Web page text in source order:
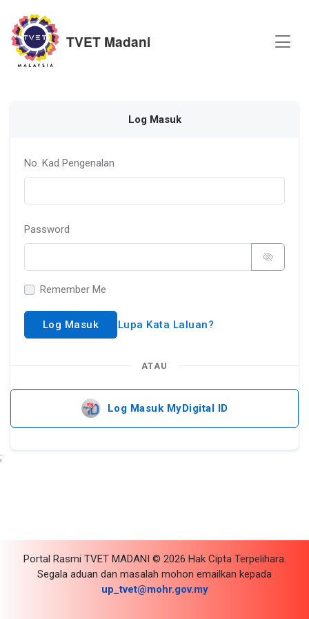
TVET Madani
Log Masuk
No. Kad Pengenalan
Password
Remember Me
Log Masuk Lupa Kata Laluan?
ATAU
Log Masuk MyDigital ID
;
Portal Rasmi TVET MADANI © 2026 Hak Cipta Terpelihara.
Segala aduan dan masalah mohon emailkan kepada
up_tvet@mohr.gov.my